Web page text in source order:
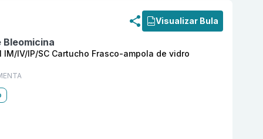
Visualizar Bula
IM/IV/IP/SC Cartucho Frasco-ampola de vidro